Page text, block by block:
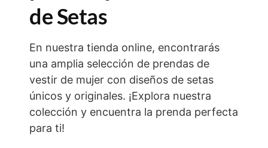
de Setas
En nuestra tienda online, encontrarás
una amplia selección de prendas de
vestir de mujer con diseños de setas
únicos y originales. ¡Explora nuestra
colección y encuentra la prenda perfecta
para ti!